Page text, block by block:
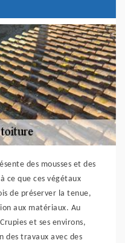
des mousses et des
ce que ces végétaux
de préserver la tenue,
aux matériaux. Au
et ses environs,
des travaux avec des